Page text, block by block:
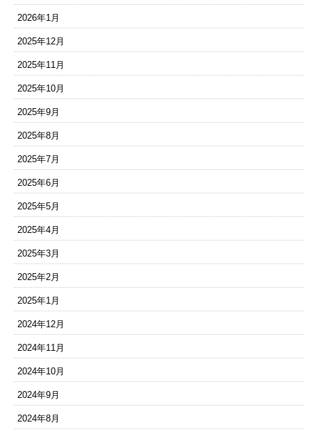
2026年1月
2025年12月
2025年11月
2025年10月
2025年9月
2025年8月
2025年7月
2025年6月
2025年5月
2025年4月
2025年3月
2025年2月
2025年1月
2024年12月
2024年11月
2024年10月
2024年9月
2024年8月